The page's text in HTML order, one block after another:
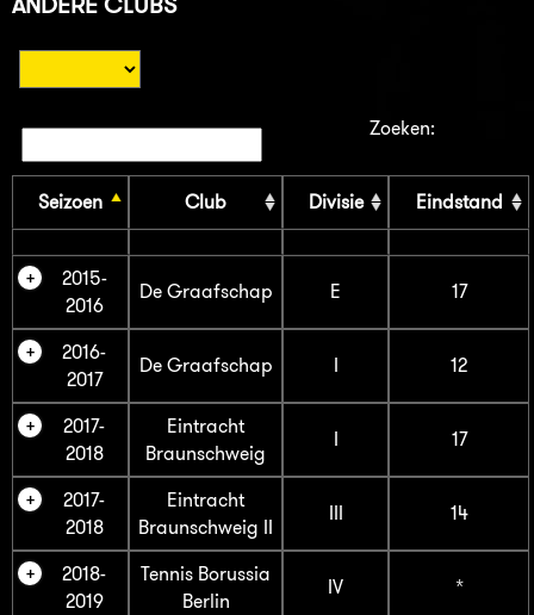
Zoeken:
Seizoen Club Divisie Eindstand
2015-
2016
De Graafschap E 17
2016-
2017
De Graafschap I 12
2017-
2018
Eintracht
Braunschweig
I 17
2017-
2018
Eintracht
Braunschweig II
III 14
2018-
2019
Tennis Borussia
Berlin
IV *